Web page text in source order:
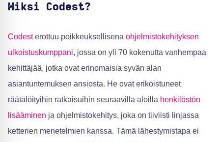
Miksi Codest?
Codesterottuu poikkeuksellisena ohjelmistokehityksen
ulkoistuskumppani, jossa on yli 70 kokenutta vanhempaa
kehittäjää, jotka ovat erinomaisia syvän alan
asiantuntemuksen ansiosta. He ovat erikoistuneet
räätälöityihin ratkaisuihin seuraavilla aloilla henkilöstön
lisääminen ja ohjelmistokehitys, joka on tiiviisti linjassa
ketterien menetelmien kanssa. Tämä lähestymistapa ei